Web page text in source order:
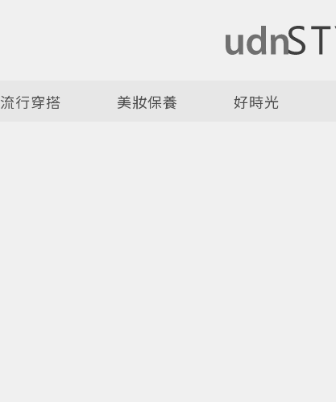
流行穿搭 美妝保養 好時光